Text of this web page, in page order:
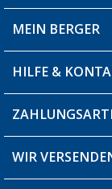
Filiale finden
MEIN BERGER
Blog
Produkttester
Über uns
HILFE &
Fragen &
WIR